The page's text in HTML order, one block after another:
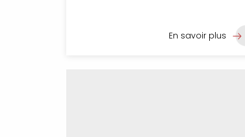
En savoir plus